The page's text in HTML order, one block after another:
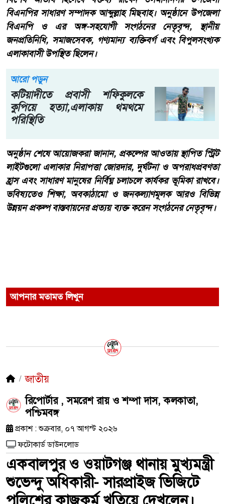
বিএনপির সাধারণ সম্পাদক আব্দুল্লাহ মিছবাহ। অনুষ্ঠানে উপজেলা
বিএনপি ও এর অঙ্গ-সহযোগী সংগঠনের নেতৃবৃন্দ, স্থানীয়
জনপ্রতিনিধি, সমাজসেবক, গণ্যমান্য ব্যক্তিবর্গ এবং বিপুলসংখ্যক
এলাকাবাসী উপস্থিত ছিলেন।
আরো পড়ুন
কটিয়াদীতে প্রবাসী শফিকুলকে
কুপিয়ে হত্যা,এলাকায় থমথমে
পরিস্থিতি
অনুষ্ঠান শেষে আয়োজকরা জানান, প্রকল্পের আওতায় স্থাপিত স্ট্রিট
লাইটগুলো এলাকার নিরাপত্তা জোরদার, দুর্ঘটনা ও অপরাধপ্রবণতা
হ্রাস এবং সাধারণ মানুষের নির্বিঘ্ন চলাচলে কার্যকর ভূমিকা রাখবে।
ভবিষ্যতেও শিক্ষা, অবকাঠামো ও জনকল্যাণমূলক আরও বিভিন্ন
উন্নয়ন প্রকল্প বাস্তবায়নের প্রত্যয় ব্যক্ত করেন সংগঠনের নেতৃবৃন্দ।
আপনার মতামত লিখুন
জাতীয়
রিপোর্টার , সমরেশ রায় ও শম্পা দাস, কলকাতা,
পশ্চিমবঙ্গ
প্রকাশ : শুক্রবার, ০৭ আগস্ট ২০২৬
ফটোকার্ড ডাউনলোড
একবালপুর ও ওয়াটগঞ্জ থানায় মুখ্যমন্ত্রী
শুভেন্দু অধিকারী- সারপ্রাইজ ভিজিটে